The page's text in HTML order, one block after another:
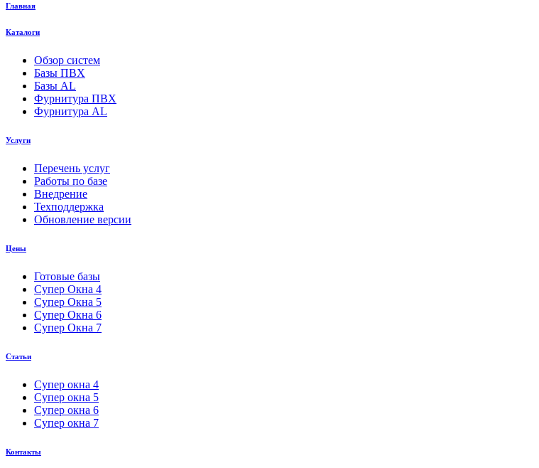
Главная
Каталоги
Обзор систем
Базы ПВХ
Базы AL
Фурнитура ПВХ
Фурнитура AL
Услуги
Перечень услуг
Работы по базе
Внедрение
Техподдержка
Обновление версии
Цены
Готовые базы
Супер Окна 4
Супер Окна 5
Супер Окна 6
Супер Окна 7
Статьи
Супер окна 4
Супер окна 5
Супер окна 6
Супер окна 7
Контакты